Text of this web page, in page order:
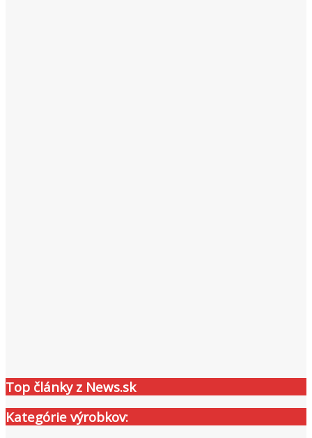
Top články z News.sk
Kategórie výrobkov: